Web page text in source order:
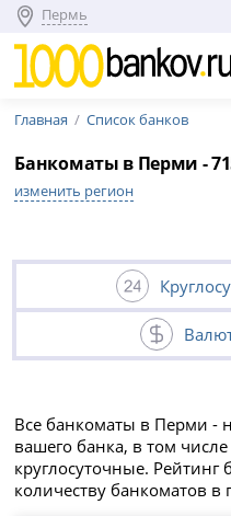
Пермь
Главная Список банков
Банкоматы в Перми -
изменить регион
Все банкоматы в Перми -
вашего банка, в том
круглосуточные. Рейтинг
количеству банкоматов в